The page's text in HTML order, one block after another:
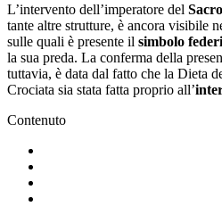
L’intervento dell’imperatore del
tante altre strutture, è ancora visibile
sulle quali è presente il simbolo
la sua preda. La conferma della
tuttavia, è data dal fatto che la Dieta
Crociata sia stata fatta proprio all’
Contenuto